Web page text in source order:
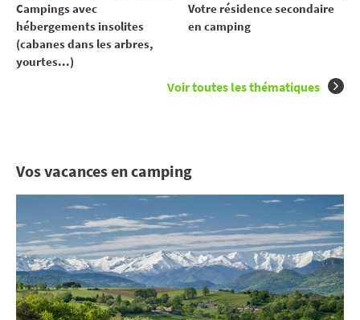
Campings avec
hébergements insolites
(cabanes dans les arbres,
yourtes...)
Votre résidence secondaire
en camping
Voir toutes les thématiques
Vos vacances en camping